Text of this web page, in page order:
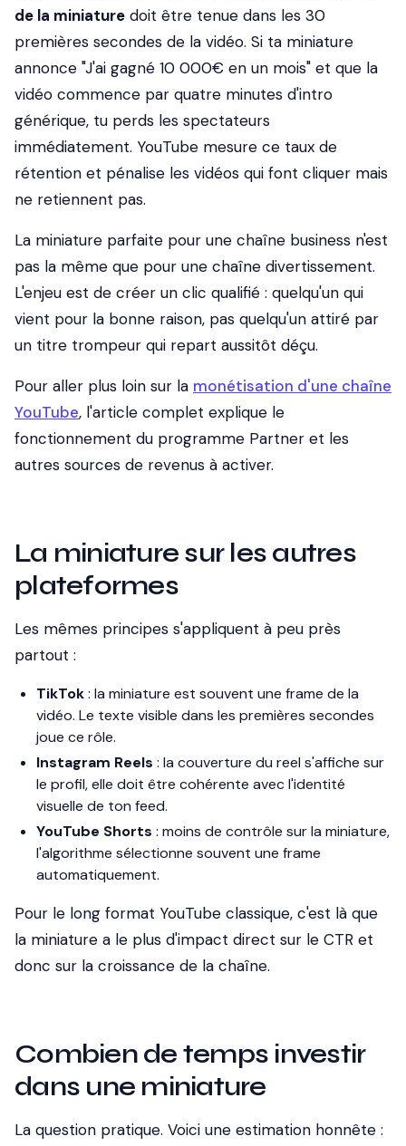
de la miniature doit être tenue dans les 30
premières secondes de la vidéo. Si ta miniature
annonce "J'ai gagné 10 000€ en un mois" et que la
vidéo commence par quatre minutes d'intro
générique, tu perds les spectateurs
immédiatement. YouTube mesure ce taux de
rétention et pénalise les vidéos qui font cliquer mais
ne retiennent pas.
La miniature parfaite pour une chaîne business n'est
pas la même que pour une chaîne divertissement.
L'enjeu est de créer un clic qualifié : quelqu'un qui
vient pour la bonne raison, pas quelqu'un attiré par
un titre trompeur qui repart aussitôt déçu.
Pour aller plus loin sur la monétisation d'une chaîne
YouTube, l'article complet explique le
fonctionnement du programme Partner et les
autres sources de revenus à activer.
La miniature sur les autres
plateformes
Les mêmes principes s'appliquent à peu près
partout :
TikTok: la miniature est souvent une frame de la
vidéo. Le texte visible dans les premières secondes
joue ce rôle.
Instagram Reels : la couverture du reel s'affiche sur
le profil, elle doit être cohérente avec l'identité
visuelle de ton feed.
YouTube Shorts : moins de contrôle sur la miniature,
l'algorithme sélectionne souvent une frame
automatiquement.
Pour le long format YouTube classique, c'est là que
la miniature a le plus d'impact direct sur le CTR et
donc sur la croissance de la chaîne.
Combien de temps investir
dans une miniature
La question pratique. Voici une estimation honnête :